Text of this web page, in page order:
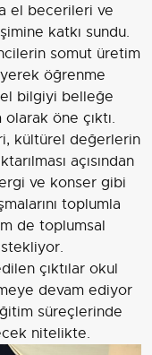
el becerileri ve
katkı sundu.
somut üretim
öğrenme
bilgiyi belleğe
öne çıktı.
kültürel değerlerin
açısından
ve konser gibi
toplumla
de toplumsal
çıktılar okul
devam ediyor
süreçlerinde
nitelikte.